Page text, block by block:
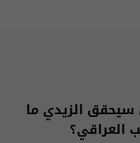
الزيدي ما
العراقي؟